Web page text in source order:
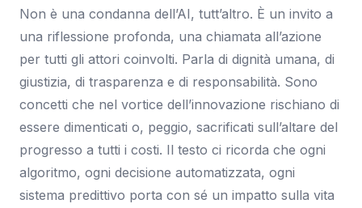
Non è una condanna dell’AI, tutt’altro. È un invito a
una riflessione profonda, una chiamata all’azione
per tutti gli attori coinvolti. Parla di dignità umana, di
giustizia, di trasparenza e di responsabilità. Sono
concetti che nel vortice dell’innovazione rischiano di
essere dimenticati o, peggio, sacrificati sull’altare del
progresso a tutti i costi. Il testo ci ricorda che ogni
algoritmo, ogni decisione automatizzata, ogni
sistema predittivo porta con sé un impatto sulla vita